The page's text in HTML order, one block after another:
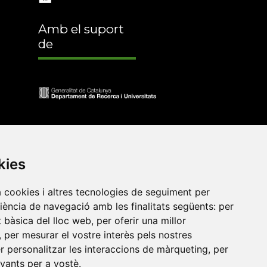
i altres tecnologies de seguiment per
de navegació amb les finalitats següents: per
del lloc web, per oferir una millor
, per mesurar el vostre interès pels nostres
personalitzar les interaccions de màrqueting, per
per a vostè.
Amb el suport
de
Universitat de Barcelona •
Universitat CEU Cardenal
Jaume I• Universitat de Lleida •Universitat Miguel
Catalunya •Universitat Politècnica de València